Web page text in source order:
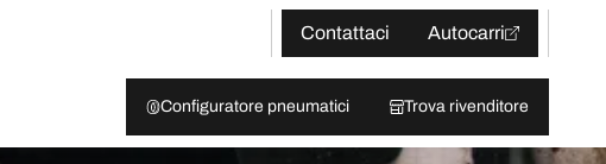
Contattaci
Autocarri
Configuratore pneumatici Trova rivenditore